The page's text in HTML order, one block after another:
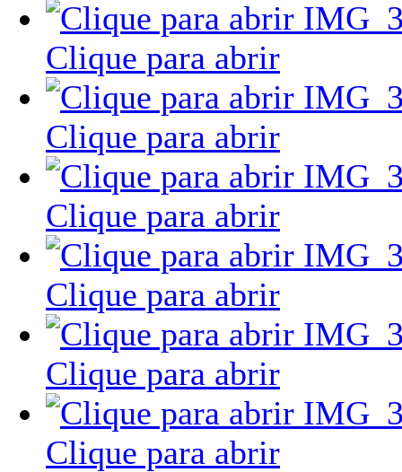
Clique para abrir
Clique para abrir
Clique para abrir
Clique para abrir
Clique para abrir
Clique para abrir